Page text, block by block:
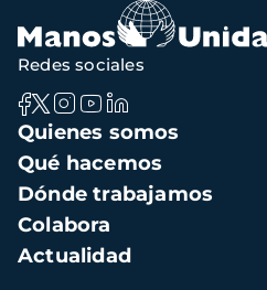
Navegación
principal
Quienes somos
Qué hacemos
Dónde trabajamos
Colabora
Actualidad
Redes sociales